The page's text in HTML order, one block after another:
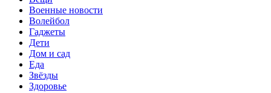
Военные новости
Волейбол
Гаджеты
Дети
Дом и сад
Еда
Звёзды
Здоровье